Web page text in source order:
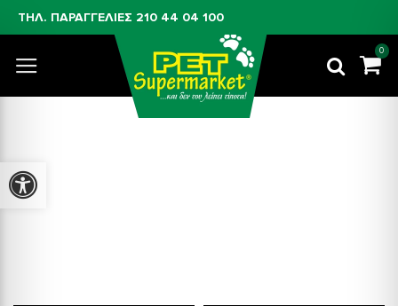
ΤΗΛ. ΠΑΡΑΓΓΕΛΙΕΣ 210 44 04 100
0
Προσβασιμότητα